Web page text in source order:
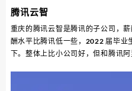
腾讯云智
重庆的腾讯云智是腾讯的子公司，
酬水平比腾讯低一些，2022 届毕
下。整体上比小公司好，但和腾讯阿